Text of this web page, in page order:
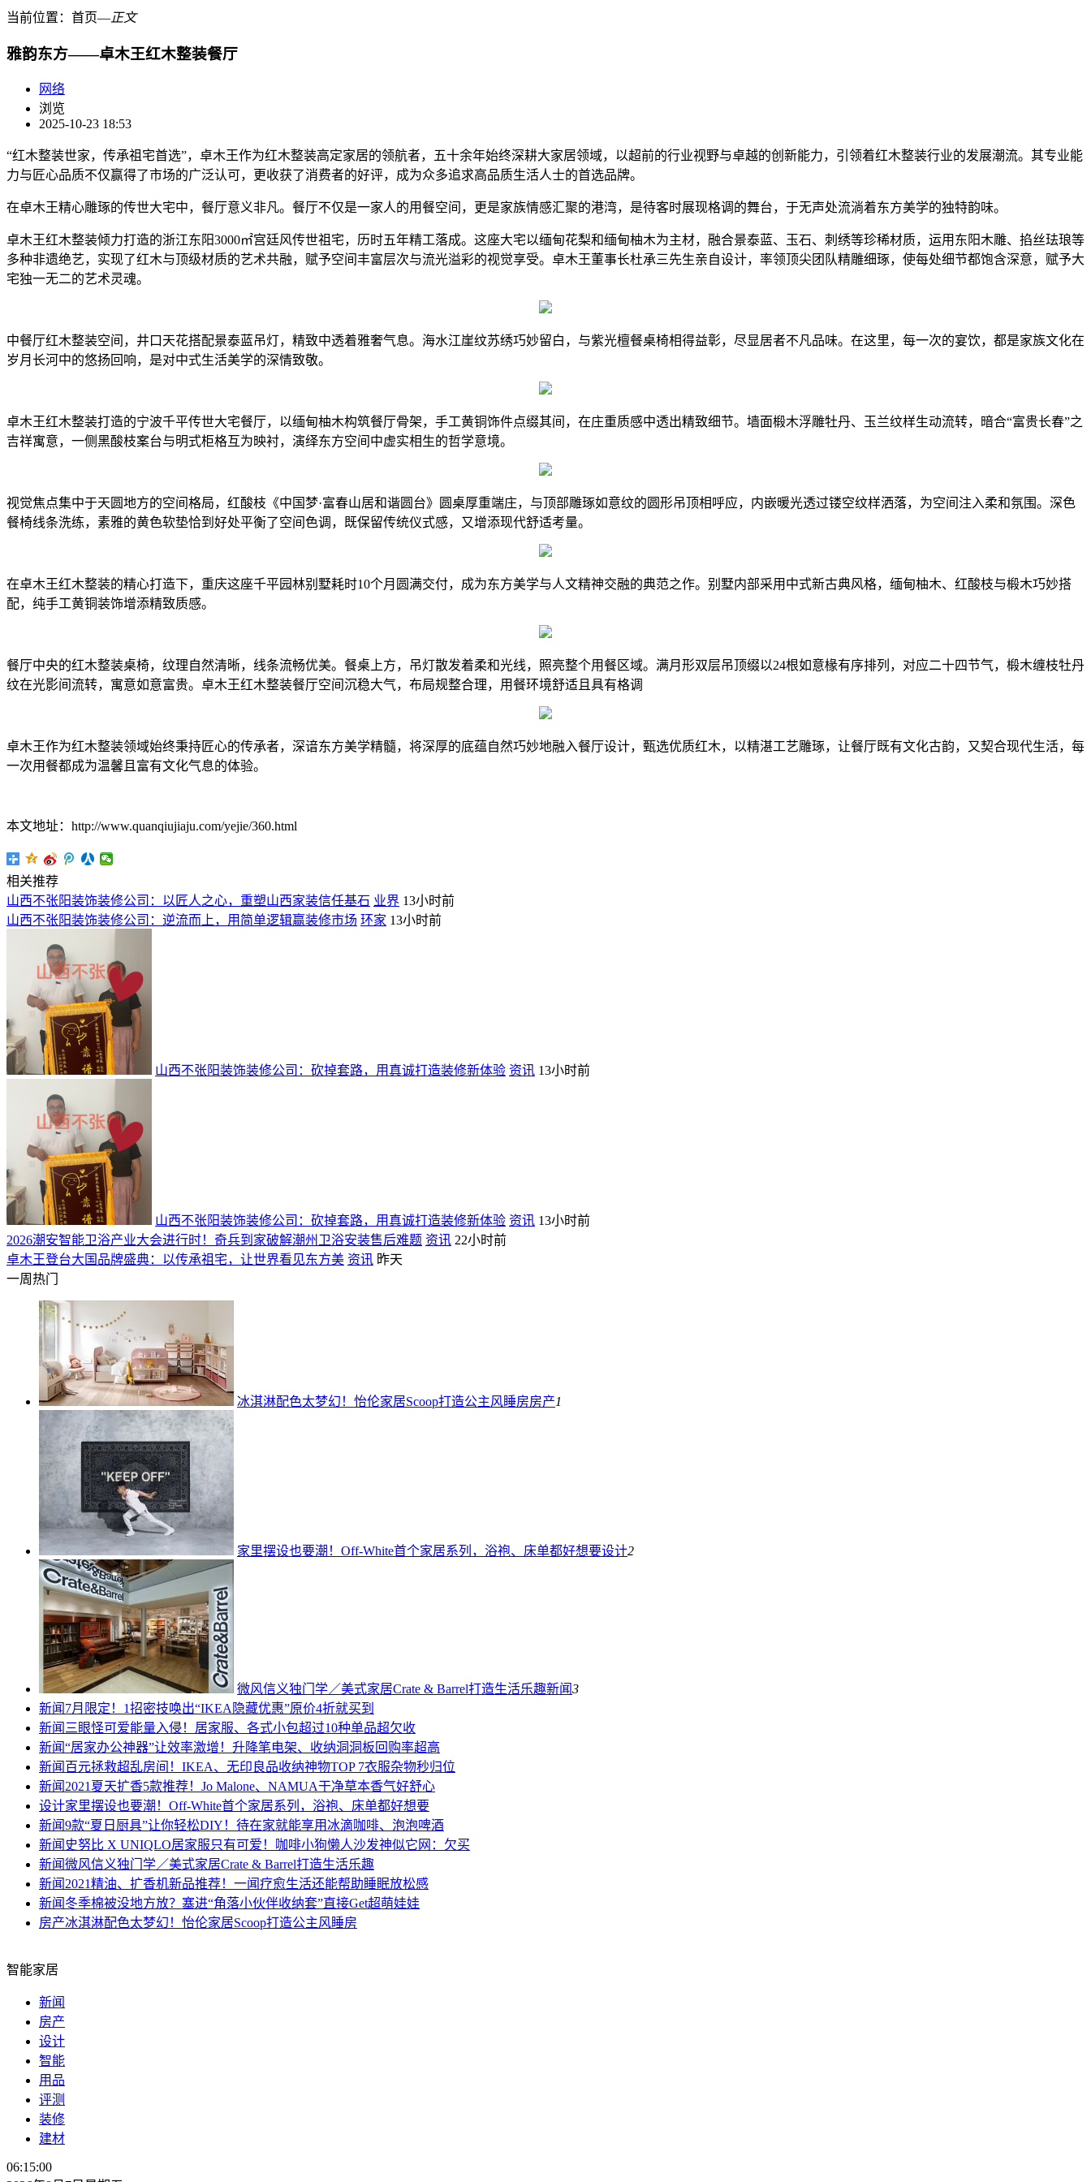
当前位置： 首页―正文
雅韵东方——卓木王红木整装餐厅
网络
浏览
2025-10-23 18:53
“红木整装世家，传承祖宅首选”，卓木王作为红木整装高定家居的领航者，五十余年始终深耕大家居领域，以超前的行业视野与卓越的创新能力，引领着红木整装行业的发展潮流。其专业能
力与匠心品质不仅赢得了市场的广泛认可，更收获了消费者的好评，成为众多追求高品质生活人士的首选品牌。
在卓木王精心雕琢的传世大宅中，餐厅意义非凡。餐厅不仅是一家人的用餐空间，更是家族情感汇聚的港湾，是待客时展现格调的舞台，于无声处流淌着东方美学的独特韵味。
卓木王红木整装倾力打造的浙江东阳3000㎡宫廷风传世祖宅，历时五年精工落成。这座大宅以缅甸花梨和缅甸柚木为主材，融合景泰蓝、玉石、刺绣等珍稀材质，运用东阳木雕、掐丝珐琅等
多种非遗绝艺，实现了红木与顶级材质的艺术共融，赋予空间丰富层次与流光溢彩的视觉享受。卓木王董事长杜承三先生亲自设计，率领顶尖团队精雕细琢，使每处细节都饱含深意，赋予大
宅独一无二的艺术灵魂。
中餐厅红木整装空间，井口天花搭配景泰蓝吊灯，精致中透着雅奢气息。海水江崖纹苏绣巧妙留白，与紫光檀餐桌椅相得益彰，尽显居者不凡品味。在这里，每一次的宴饮，都是家族文化在
岁月长河中的悠扬回响，是对中式生活美学的深情致敬。
卓木王红木整装打造的宁波千平传世大宅餐厅，以缅甸柚木构筑餐厅骨架，手工黄铜饰件点缀其间，在庄重质感中透出精致细节。墙面椴木浮雕牡丹、玉兰纹样生动流转，暗合“富贵长春”之
吉祥寓意，一侧黑酸枝案台与明式柜格互为映衬，演绎东方空间中虚实相生的哲学意境。
视觉焦点集中于天圆地方的空间格局，红酸枝《中国梦·富春山居和谐圆台》圆桌厚重端庄，与顶部雕琢如意纹的圆形吊顶相呼应，内嵌暖光透过镂空纹样洒落，为空间注入柔和氛围。深色
餐椅线条洗练，素雅的黄色软垫恰到好处平衡了空间色调，既保留传统仪式感，又增添现代舒适考量。
在卓木王红木整装的精心打造下，重庆这座千平园林别墅耗时10个月圆满交付，成为东方美学与人文精神交融的典范之作。别墅内部采用中式新古典风格，缅甸柚木、红酸枝与椴木巧妙搭
配，纯手工黄铜装饰增添精致质感。
餐厅中央的红木整装桌椅，纹理自然清晰，线条流畅优美。餐桌上方，吊灯散发着柔和光线，照亮整个用餐区域。满月形双层吊顶缀以24根如意椽有序排列，对应二十四节气，椴木缠枝牡丹
纹在光影间流转，寓意如意富贵。卓木王红木整装餐厅空间沉稳大气，布局规整合理，用餐环境舒适且具有格调
卓木王作为红木整装领域始终秉持匠心的传承者，深谙东方美学精髓，将深厚的底蕴自然巧妙地融入餐厅设计，甄选优质红木，以精湛工艺雕琢，让餐厅既有文化古韵，又契合现代生活，每
一次用餐都成为温馨且富有文化气息的体验。
本文地址：http://www.quanqiujiaju.com/yejie/360.html
相关推荐
山西不张阳装饰装修公司：以匠人之心，重塑山西家装信任基石 业界 13小时前
山西不张阳装饰装修公司：逆流而上，用简单逻辑赢装修市场 环家 13小时前
山西不张阳装饰装修公司：砍掉套路，用真诚打造装修新体验 资讯 13小时前
山西不张阳装饰装修公司：砍掉套路，用真诚打造装修新体验 资讯 13小时前
2026潮安智能卫浴产业大会进行时！奇兵到家破解潮州卫浴安装售后难题 资讯 22小时前
卓木王登台大国品牌盛典：以传承祖宅，让世界看见东方美 资讯 昨天
一周热门
冰淇淋配色太梦幻！怡伦家居Scoop打造公主风睡房房产1
家里摆设也要潮！Off-White首个家居系列，浴袍、床单都好想要设计2
微风信义独门学／美式家居Crate & Barrel打造生活乐趣新闻3
新闻 7月限定！1招密技唤出“IKEA隐藏优惠”原价4折就买到
新闻 三眼怪可爱能量入侵！居家服、各式小包超过10种单品超欠收
新闻“居家办公神器”让效率激增！升降笔电架、收纳洞洞板回购率超高
新闻 百元拯救超乱房间！IKEA、无印良品收纳神物TOP 7衣服杂物秒归位
新闻2021夏天扩香5款推荐！Jo Malone、NAMUA干净草本香气好舒心
设计家里摆设也要潮！Off-White首个家居系列，浴袍、床单都好想要
新闻9款“夏日厨具”让你轻松DIY！待在家就能享用冰滴咖啡、泡泡啤酒
新闻 史努比 X UNIQLO居家服只有可爱！咖啡小狗懒人沙发神似它网：欠买
新闻微风信义独门学／美式家居Crate & Barrel打造生活乐趣
新闻2021精油、扩香机新品推荐！一闻疗愈生活还能帮助睡眠放松感
新闻 冬季棉被没地方放？塞进“角落小伙伴收纳套”直接Get超萌娃娃
房产冰淇淋配色太梦幻！怡伦家居Scoop打造公主风睡房
智能家居
新闻
房产
设计
智能
用品
评测
装修
建材
06:15:00